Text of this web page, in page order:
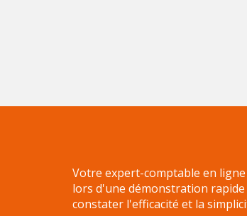
Votre expert-comptable en
lors d'une démonstration
constater l'efficacité et la